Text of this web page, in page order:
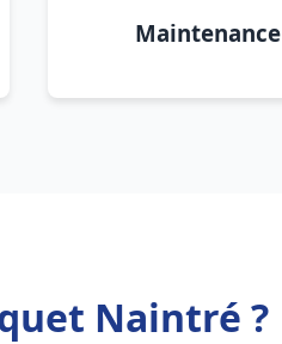
Maintenance
Naintré ?